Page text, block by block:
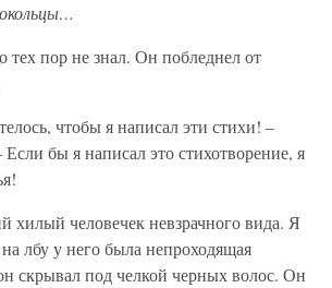
тех пор не знал. Он побледнел от
чтобы я написал эти стихи! –
бы я написал это стихотворение, я
хилый человечек невзрачного вида. Я
лбу у него была непроходящая
скрывал под челкой черных волос. Он